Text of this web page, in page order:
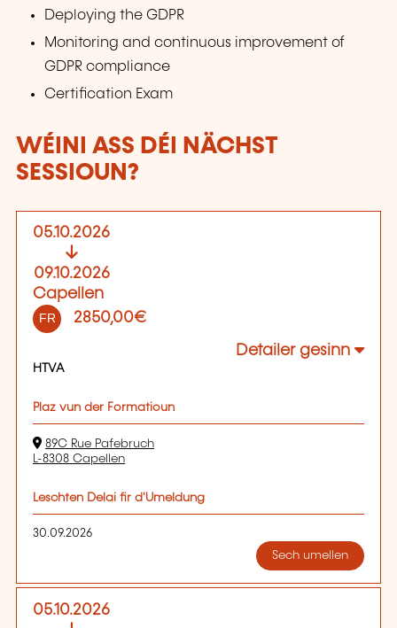
Deploying the GDPR
Monitoring and continuous improvement of
GDPR compliance
Certification Exam
WÉINI ASS DÉI NÄCHST
SESSIOUN?
05.10.2026
09.10.2026
Capellen
FR 2850,00€
Detailer gesinn
HTVA
Plaz vun der Formatioun
89C Rue Pafebruch
L-8308 Capellen
Leschten Delai fir d'Umeldung
30.09.2026
Sech umellen
05.10.2026